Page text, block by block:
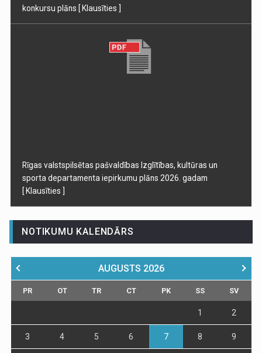
konkursu plāns [ Klausīties ]
Rīgas valstspilsētas pašvaldības Izglītības, kultūras un
sporta departamenta iepirkumu plāns 2026. gadam
[ Klausīties ]
NOTIKUMU KALENDĀRS
AUGUSTS 2026
PR OT TR CT PK SS SV
1 2
3 4 5 6 7 8 9